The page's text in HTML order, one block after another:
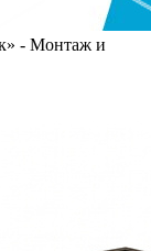
- Монтаж и